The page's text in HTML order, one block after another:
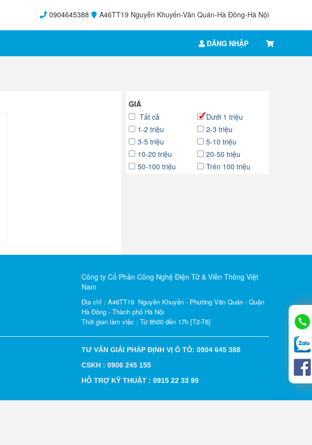
0904645388 A46TT19 Nguyễn Khuyến-Văn Quán-Hà Đông-Hà Nội
ĐĂNG NHẬP
GIÁ
Tất cả
Dưới 1 triệu
1-2 triệu
2-3 triệu
3-5 triệu
5-10 triệu
10-20 triệu
20-50 triệu
50-100 triệu
Trên 100 triệu
Công ty Cổ Phần Công Nghệ Điện Tử & Viễn Thông Việt
Nam
Địa chỉ : A46TT19 Nguyễn Khuyến - Phường Văn Quán - Quận
Hà Đông - Thành phố Hà Nội
Thời gian làm việc : Từ 8h00 đến 17h [T2-T6]
TƯ VẤN GIẢI PHÁP ĐỊNH VỊ Ô TÔ: 0904 645 388
CSKH : 0906 245 155
HỖ TRỢ KỸ THUẬT :0915 22 33 99